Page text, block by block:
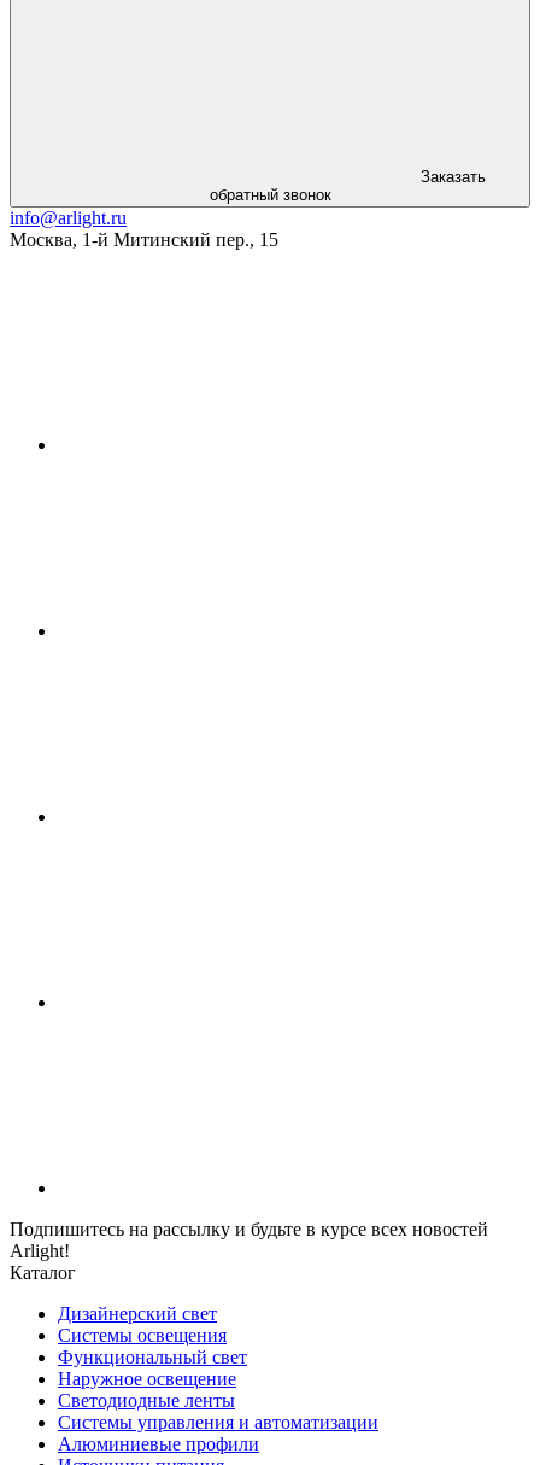
Заказать
обратный звонок
info@arlight.ru
Москва, 1-й Митинский пер., 15
Подпишитесь на рассылку и будьте в курсе всех новостей
Arlight!
Каталог
Дизайнерский свет
Системы освещения
Функциональный свет
Наружное освещение
Светодиодные ленты
Системы управления и автоматизации
Алюминиевые профили